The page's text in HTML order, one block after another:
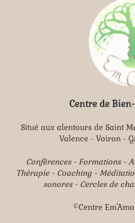
Centre de
Situé aux alentours de Saint
Valence - Voiron -
Conférences - Formations -
Thérapie - Coaching -
sonores - Cercles de
©Centre